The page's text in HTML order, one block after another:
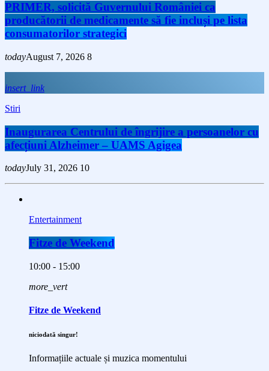
PRIMER, solicită Guvernului României ca
producătorii de medicamente să fie incluși pe lista
consumatorilor strategici
todayAugust 7, 2026 8
insert_link
Stiri
Inaugurarea Centrului de îngrijire a persoanelor cu
afecțiuni Alzheimer – UAMS Agigea
todayJuly 31, 2026 10
Entertainment
Fitze de Weekend
10:00 - 15:00
more_vert
Fitze de Weekend
niciodată singur!
Informațiile actuale și muzica momentului